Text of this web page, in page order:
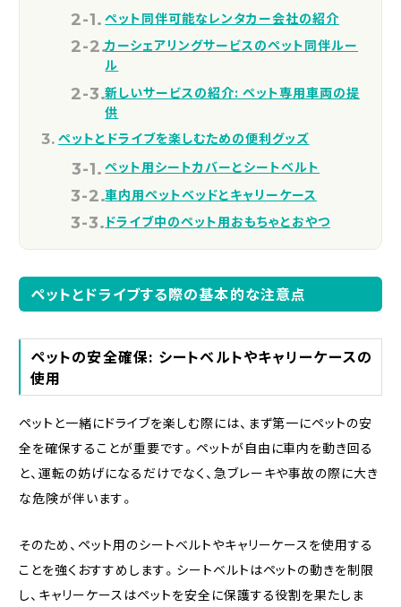
ペット同伴可能なレンタカー会社の紹介
カーシェアリングサービスのペット同伴ルー
ル
新しいサービスの紹介: ペット専用車両の提
供
ペットとドライブを楽しむための便利グッズ
ペット用シートカバーとシートベルト
車内用ペットベッドとキャリーケース
ドライブ中のペット用おもちゃとおやつ
ペットとドライブする際の基本的な注意点
ペットの安全確保: シートベルトやキャリーケースの
使用
ペットと一緒にドライブを楽しむ際には、まず第一にペットの安
全を確保することが重要です。ペットが自由に車内を動き回る
と、運転の妨げになるだけでなく、急ブレーキや事故の際に大き
な危険が伴います。
そのため、ペット用のシートベルトやキャリーケースを使用する
ことを強くおすすめします。シートベルトはペットの動きを制限
し、キャリーケースはペットを安全に保護する役割を果たしま